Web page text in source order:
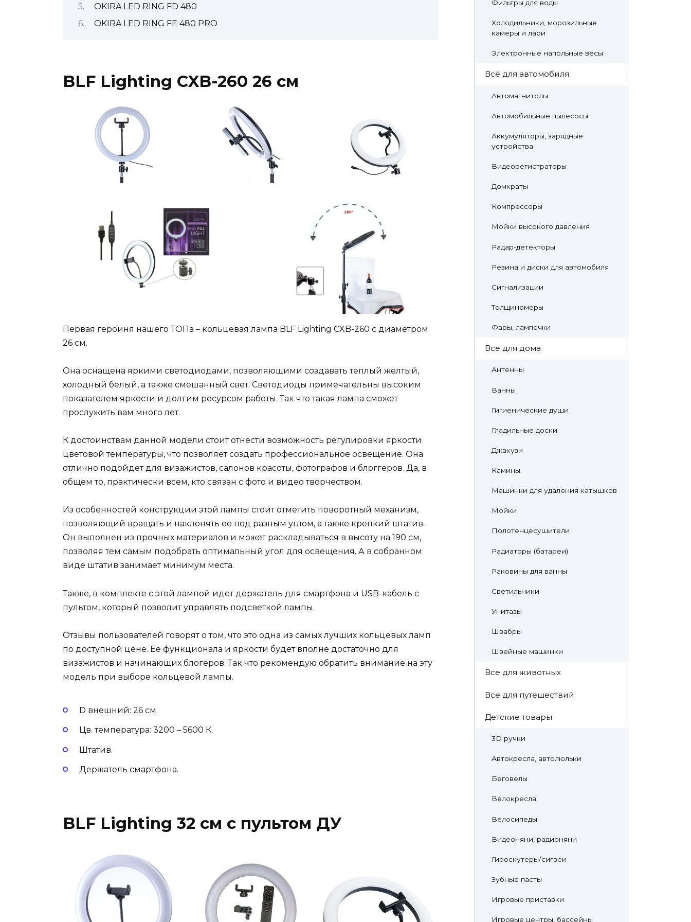
OKIRA LED RING FD 480
OKIRA LED RING FE 480 PRO
BLF Lighting CXB-260 26 см
Первая героиня нашего ТОПа – кольцевая лампа BLF Lighting CXB-260 с диаметром
26 см.
Она оснащена яркими светодиодами, позволяющими создавать теплый желтый,
холодный белый, а также смешанный свет. Светодиоды примечательны высоким
показателем яркости и долгим ресурсом работы. Так что такая лампа сможет
прослужить вам много лет.
К достоинствам данной модели стоит отнести возможность регулировки яркости
цветовой температуры, что позволяет создать профессиональное освещение. Она
отлично подойдет для визажистов, салонов красоты, фотографов и блоггеров. Да, в
общем то, практически всем, кто связан с фото и видео творчеством.
Из особенностей конструкции этой лампы стоит отметить поворотный механизм,
позволяющий вращать и наклонять ее под разным углом, а также крепкий штатив.
Он выполнен из прочных материалов и может раскладываться в высоту на 190 см,
позволяя тем самым подобрать оптимальный угол для освещения. А в собранном
виде штатив занимает минимум места.
Также, в комплекте с этой лампой идет держатель для смартфона и USB-кабель с
пультом, который позволит управлять подсветкой лампы.
Отзывы пользователей говорят о том, что это одна из самых лучших кольцевых ламп
по доступной цене. Ее функционала и яркости будет вполне достаточно для
визажистов и начинающих блогеров. Так что рекомендую обратить внимание на эту
модель при выборе кольцевой лампы.
D внешний: 26 см.
Цв. температура: 3200 – 5600 К.
Штатив.
Держатель смартфона.
BLF Lighting 32 см с пультом ДУ
Фильтры для воды
Холодильники, морозильные
камеры и лари
Электронные напольные весы
Всё для автомобиля
Автомагнитолы
Автомобильные пылесосы
Аккумуляторы, зарядные
устройства
Видеорегистраторы
Домкраты
Компрессоры
Мойки высокого давления
Радар-детекторы
Резина и диски для автомобиля
Сигнализации
Толщиномеры
Фары, лампочки
Все для дома
Антенны
Ванны
Гигиенические души
Гладильные доски
Джакузи
Камины
Машинки для удаления катышков
Мойки
Полотенцесушители
Радиаторы (батареи)
Раковины для ванны
Светильники
Унитазы
Швабры
Швейные машинки
Все для животных
Все для путешествий
Детские товары
3D ручки
Автокресла, автолюльки
Беговелы
Велокресла
Велосипеды
Видеоняни, радионяни
Гироскутеры/сигвеи
Зубные пасты
Игровые приставки
Игровые центры, бассейны